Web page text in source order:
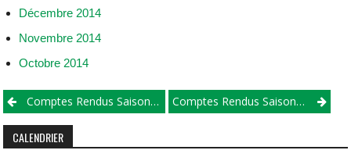
Décembre 2014
Novembre 2014
Octobre 2014
Comptes Rendus Saison 2014 Comptes Rendus Saison 2016
CALENDRIER